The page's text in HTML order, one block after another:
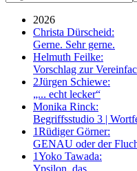
2026
Christa Dürscheid:
Gerne. Sehr gerne.
Helmuth Feilke:
Vorschlag zur
2Jürgen Schiewe:
„... echt lecker“
Monika Rinck:
Begriffsstudio 3 |
1Rüdiger Görner:
GENAU oder der
1Yoko Tawada:
Ypsilon, das